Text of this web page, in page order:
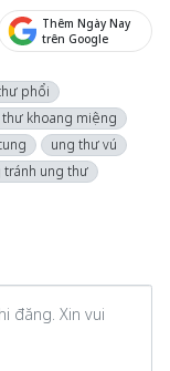
Thêm Ngày Nay
trên Google
phổi
khoang miệng
ung thư vú
tránh ung thư